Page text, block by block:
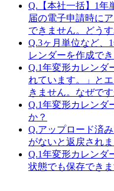
Q.【本社一括】1年
届の電子申請時に
できません。どう
Q.3ヶ月単位など、
レンダーを作成で
Q.1年変形カレンダ
れています。」と
きません。なぜです
Q.1年変形カレンダ
か？
Q.アップロード済
がないと返戻され
Q.1年変形カレンダ
状態でも保存できま